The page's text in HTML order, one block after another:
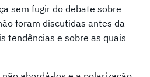
sem fugir do debate sobre
foram discutidas antes da
tendências e sobre as quais